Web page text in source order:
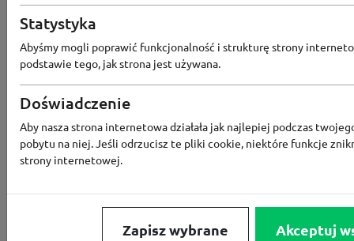
Popularne sklepy
RTV EURO AGD
MEDIA EXPERT
EOBUWIE
KOMPUTRONIK
BORN2BE
LOUNGE BY ZALANDO
ALLEGRO
HOMLA
ANSWEAR OLEOLE!
Statystyka
Abyśmy mogli poprawić funkcjonalność i strukturę strony
podstawie tego, jak strona jest używana.
Doświadczenie
Aby nasza strona internetowa działała jak najlepiej podczas
pobytu na niej. Jeśli odrzucisz te pliki cookie, niektóre funkcje
strony internetowej.
Zapisz wybrane Akceptuj